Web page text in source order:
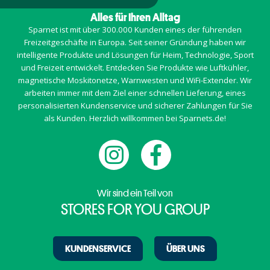
Alles für Ihren Alltag
Sparnet ist mit über 300.000 Kunden eines der führenden
Freizeitgeschäfte in Europa. Seit seiner Gründung haben wir
intelligente Produkte und Lösungen für Heim, Technologie, Sport
und Freizeit entwickelt. Entdecken Sie Produkte wie Luftkühler,
magnetische Moskitonetze, Warnwesten und WiFi-Extender. Wir
arbeiten immer mit dem Ziel einer schnellen Lieferung, eines
personalisierten Kundenservice und sicherer Zahlungen für Sie
als Kunden. Herzlich willkommen bei Sparnets.de!
Wir sind ein Teil von
STORES FOR YOU GROUP
KUNDENSERVICE ÜBER UNS